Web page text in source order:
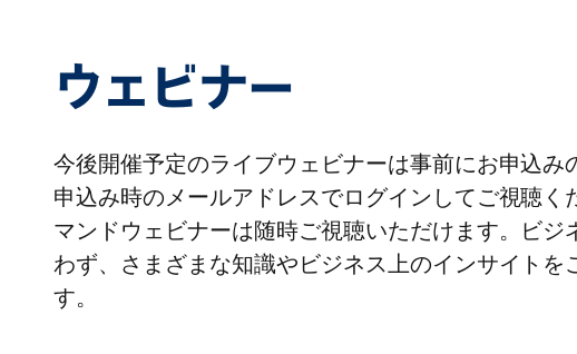
ウェビナー
今後開催予定のライブウェビナーは事前にお申込み
申込み時のメールアドレスでログインしてご視聴く
マンドウェビナーは随時ご視聴いただけます。ビジ
わず、さまざまな知識やビジネス上のインサイトを
す。